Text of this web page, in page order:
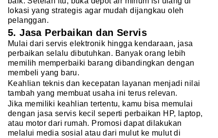
lokasi yang strategis agar mudah dijangkau oleh
pelanggan.
5. Jasa Perbaikan dan Servis
Mulai dari servis elektronik hingga kendaraan, jasa
perbaikan selalu dibutuhkan. Banyak orang lebih
memilih memperbaiki barang dibandingkan dengan
membeli yang baru.
Keahlian teknis dan kecepatan layanan menjadi nilai
tambah yang membuat usaha ini terus relevan.
Jika memiliki keahlian tertentu, kamu bisa memulai
dengan jasa servis kecil seperti perbaikan HP, laptop,
atau motor dari rumah. Promosi dapat dilakukan
melalui media sosial atau dari mulut ke mulut di